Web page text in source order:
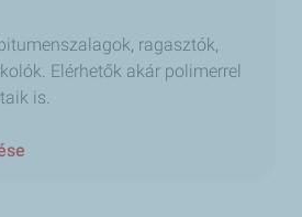
ragasztók,
Elérhetők akár polimerrel
is.